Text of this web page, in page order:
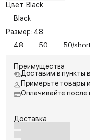
Цвет: Black
Black
Размер: 48
48
50 50/short
Преимущества
Доставим в пункты
Примерьте товары
Оплачивайте после
Доставка